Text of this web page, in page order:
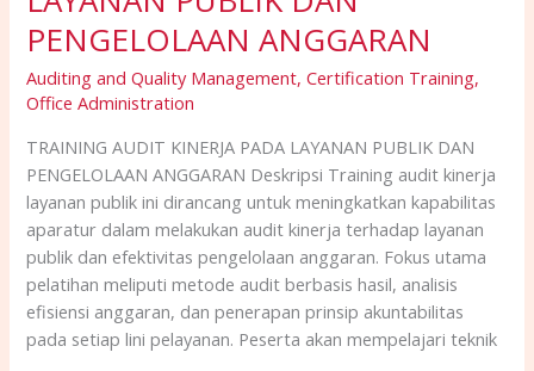
PENGELOLAAN ANGGARAN
Auditing and Quality Management,Certification Training,
Office Administration
TRAINING AUDIT KINERJA PADA LAYANAN PUBLIK DAN
PENGELOLAAN ANGGARAN Deskripsi Training audit kinerja
layanan publik ini dirancang untuk meningkatkan kapabilitas
aparatur dalam melakukan audit kinerja terhadap layanan
publik dan efektivitas pengelolaan anggaran. Fokus utama
pelatihan meliputi metode audit berbasis hasil, analisis
efisiensi anggaran, dan penerapan prinsip akuntabilitas
pada setiap lini pelayanan. Peserta akan mempelajari teknik